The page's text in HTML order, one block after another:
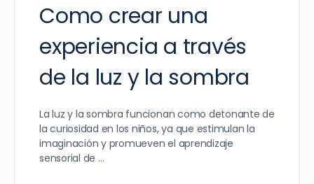
Como crear una
experiencia a través
de la luz y la sombra
La luz y la sombra funcionan como detonante de
la curiosidad en los niños, ya que estimulan la
imaginación y promueven el aprendizaje
sensorial de …